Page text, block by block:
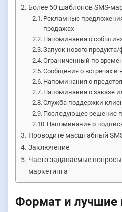
Более 50 шаблонов SMS-
Рекламные
продажах
Напоминания о
Запуск нового
Ограниченный по
Сообщения о встречах
Напоминания о
Напоминания о заказе
Служба поддержки
Последующее решение
Напоминание о
Проводите масштабный
Заключение
Часто задаваемые
маркетинга
Формат и лучшие